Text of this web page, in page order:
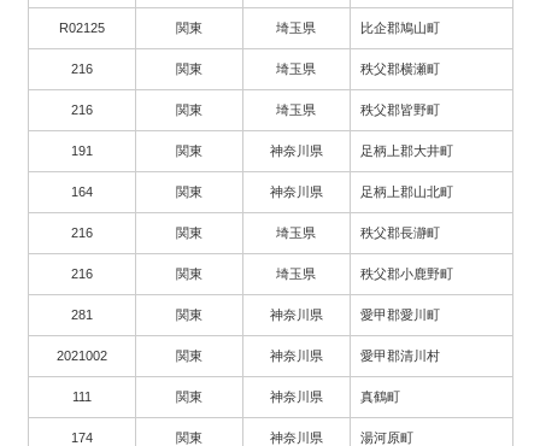
R02125 関東 埼玉県 比企郡鳩山町
216 関東 埼玉県 秩父郡横瀬町
216 関東 埼玉県 秩父郡皆野町
191 関東 神奈川県 足柄上郡大井町
164 関東 神奈川県 足柄上郡山北町
216 関東 埼玉県 秩父郡長瀞町
216 関東 埼玉県 秩父郡小鹿野町
281 関東 神奈川県 愛甲郡愛川町
2021002 関東 神奈川県 愛甲郡清川村
111 関東 神奈川県 真鶴町
174 関東 神奈川県 湯河原町